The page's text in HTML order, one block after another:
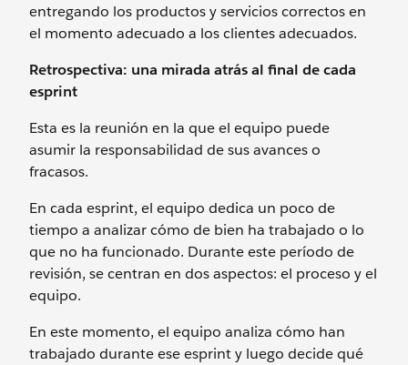
entregando los productos y servicios correctos en
el momento adecuado a los clientes adecuados.
Retrospectiva: una mirada atrás al final de cada
esprint
Esta es la reunión en la que el equipo puede
asumir la responsabilidad de sus avances o
fracasos.
En cada esprint, el equipo dedica un poco de
tiempo a analizar cómo de bien ha trabajado o lo
que no ha funcionado. Durante este período de
revisión, se centran en dos aspectos: el proceso y el
equipo.
En este momento, el equipo analiza cómo han
trabajado durante ese esprint y luego decide qué